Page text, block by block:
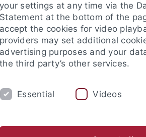
STUDIUM FORSCHUNG
und Publikationen Campusleben
Uni Tübingen
your settings at any time via the
Statement at the bottom of the
accept the cookies for video
providers may set additional
advertising purposes and your
the third party’s other services.
Essential Videos